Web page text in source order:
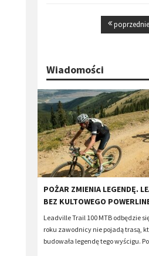
poprzednie
Wiadomości
POŻAR ZMIENIA LEGENDĘ.
BEZ KULTOWEGO
Leadville Trail 100 MTB odbędzie
roku zawodnicy nie pojadą trasą,
budowała legendę tego wyścigu.